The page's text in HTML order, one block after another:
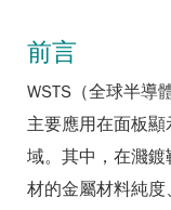
前言
WSTS（全球半導
主要應用在面板
域。其中，在濺
材的金屬材料純